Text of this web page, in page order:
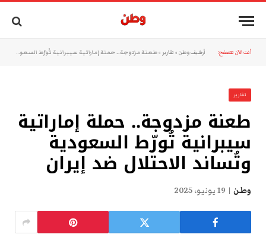
أنت الآن تتصفح: أرشيف وطن » تقارير »طعنة مزدوجة.. حملة إماراتية سيبرانية تُورّط السعودية وتُساند الاحتلال ضد إيران
تقارير
طعنة مزدوجة.. حملة إماراتية
سيبرانية تُورّط السعودية
وتُساند الاحتلال ضد إيران
وطن 19 يونيو، 2025